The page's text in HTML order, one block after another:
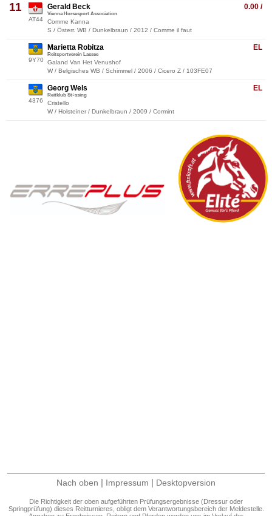
11
AT44
0.00 /
Gerald Beck
Vienna Horsesport Association
Comme Kanna
S / Österr. WB / Dunkelbraun / 2012 / Comme il faut
9Y70
EL
Marietta Robitza
Reitsportverein Lassee
Galand Van Het Venushof
W / Belgisches WB / Schimmel / 2006 / Cicero Z / 103FE07
4376
EL
Georg Wels
Reitklub St÷ssing
Cristello
W / Holsteiner / Dunkelbraun / 2009 / Cormint
Nach oben | Impressum | Desktopversion
Die Richtigkeit der oben aufgeführten Prüfungsergebnisse (Dressur oder
Springprüfung) dieses Reitturnieres, obligt dem Verantwortungsbereich der Meldestelle.